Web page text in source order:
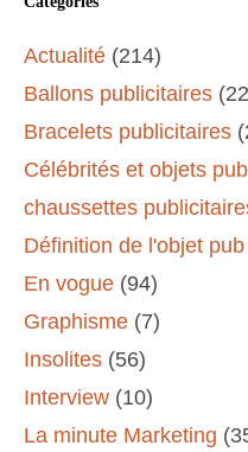
Actualité (214)
Ballons publicitaires
Bracelets publicitaires
Célébrités et objets pub
chaussettes
Définition de l'objet
En vogue (94)
Graphisme (7)
Insolites (56)
Interview (10)
La minute Marketing